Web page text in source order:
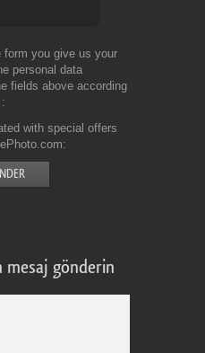
form you give us your
personal data
fields above according
with special offers
mesaj gönderin